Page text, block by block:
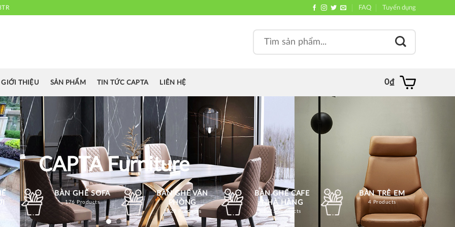
FAQ Tuyển dụng
for:
GIỚI THIỆU SẢN PHẨM TIN TỨC CAPTA LIÊN HỆ 0₫
CAPTA Furniture
BÀN GHẾ SOFA
176 Products
BÀN GHẾ VĂN
PHÒNG
1129 Products
BÀN GHẾ CAFE
NHÀ HÀNG
1215 Products
BÀN TRẺ EM
4 Products